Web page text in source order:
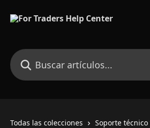
Buscar artículos...
Todas las colecciones
Soporte